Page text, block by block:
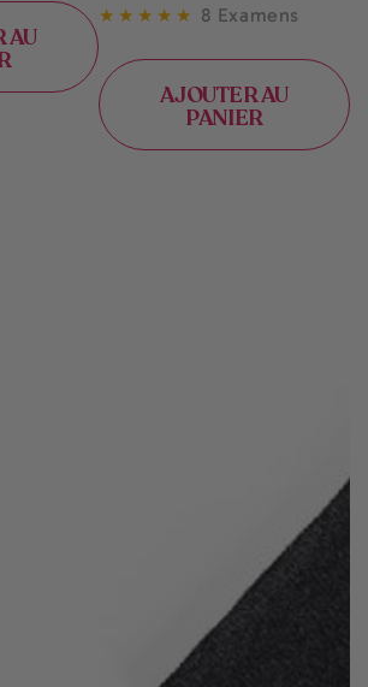
AU
8 Examens
AJOUTER AU
PANIER